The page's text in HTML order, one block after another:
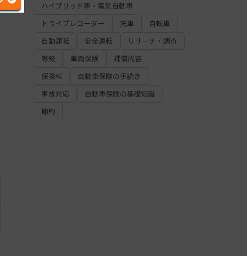
ハイブリッド車・電気自動車
ドライブレコーダー
洗車
自転車
自動運転
安全運転
リサーチ・調査
等級
車両保険
補償内容
保険料
自動車保険の手続き
事故対応
自動車保険の基礎知識
節約